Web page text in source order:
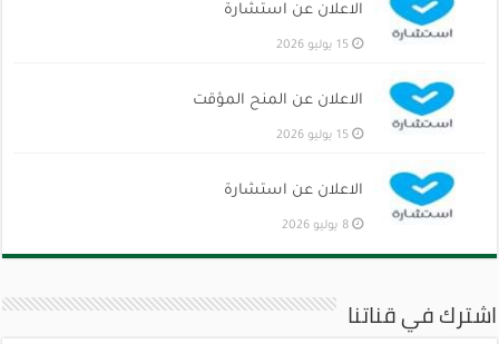
الاعلان عن استشارة
15 يوليو 2026
الاعلان عن المنح المؤقت
15 يوليو 2026
الاعلان عن استشارة
8 يوليو 2026
اشترك في قناتنا